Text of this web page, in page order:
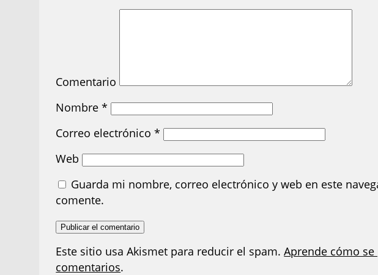
Comentario
Nombre*
Correo electrónico*
Web
Guarda mi nombre, correo electrónico y web en este
comente.
Este sitio usa Akismet para reducir el spam.Aprende cómo
comentarios.